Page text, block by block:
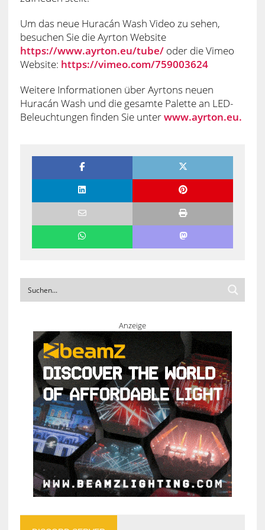
Um das neue Huracán Wash Video zu sehen,
besuchen Sie die Ayrton Website
https://www.ayrton.eu/tube/oder die Vimeo
Website: https://vimeo.com/759003624
Weitere Informationen über Ayrtons neuen
Huracán Wash und die gesamte Palette an LED-
Beleuchtungen finden Sie unterwww.ayrton.eu.
Anzeige